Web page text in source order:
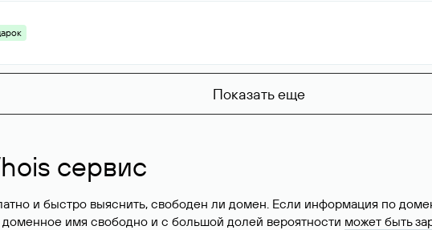
Показать еще
сервис
и быстро выяснить, свободен ли домен. Если информация по
доменное имя свободно и с большой долей вероятности может быть